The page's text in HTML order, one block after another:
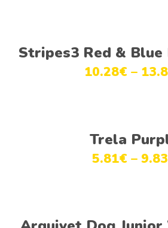
Ver opções
Stripes3 Red &
10.28€ –
Ver opções
Trela
5.81€ – 9.83
Ver opções